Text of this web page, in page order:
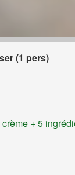
(1 pers)
+ 5